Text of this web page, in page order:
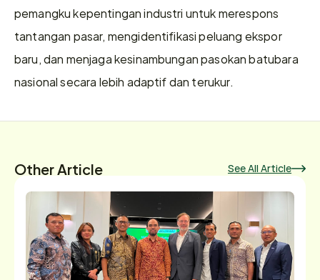
pemangku kepentingan industri untuk merespons
tantangan pasar, mengidentifikasi peluang ekspor
baru, dan menjaga kesinambungan pasokan batubara
nasional secara lebih adaptif dan terukur.
Other Article See All Article